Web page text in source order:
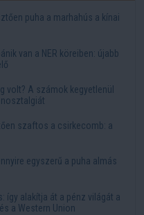
puha a marhahús a kínai
van a NER köreiben: újabb
volt? A számok kegyetlenül
nosztalgiát
szaftos a csirkecomb: a
egyszerű a puha almás
így alakítja át a pénz világát a
a Western Union